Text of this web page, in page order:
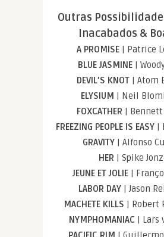
Outras
Inacabados &
A PROMISE| Patrice
BLUE JASMINE |
DEVIL’S KNOT | Atom
ELYSIUM | Neil
FOXCATHER |
FREEZING PEOPLE IS EASY|
GRAVITY | Alfonso
HER | Spike
JEUNE ET JOLIE |
LABOR DAY | Jason
MACHETE KILLS | Robert
NYMPHOMANIAC | Lars